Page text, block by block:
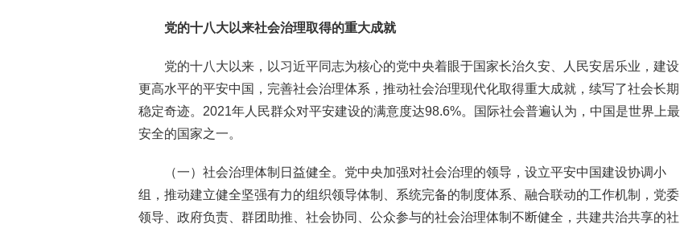
党的十八大以来社会治理取得的重大成就
党的十八大以来，以习近平同志为核心的党中央着眼于国家长治久安、人民安居乐业，建设
更高水平的平安中国，完善社会治理体系，推动社会治理现代化取得重大成就，续写了社会长期
稳定奇迹。2021年人民群众对平安建设的满意度达98.6%。国际社会普遍认为，中国是世界上最
安全的国家之一。
（一）社会治理体制日益健全。党中央加强对社会治理的领导，设立平安中国建设协调小
组，推动建立健全坚强有力的组织领导体制、系统完备的制度体系、融合联动的工作机制，党委
领导、政府负责、群团助推、社会协同、公众参与的社会治理体制不断健全，共建共治共享的社